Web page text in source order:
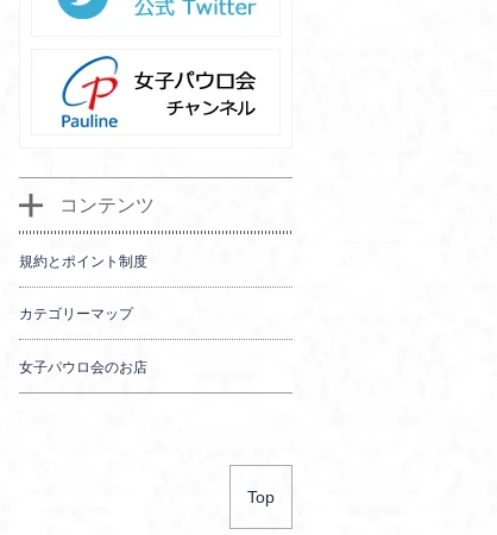
コンテンツ
規約とポイント制度
カテゴリーマップ
女子パウロ会のお店
Top